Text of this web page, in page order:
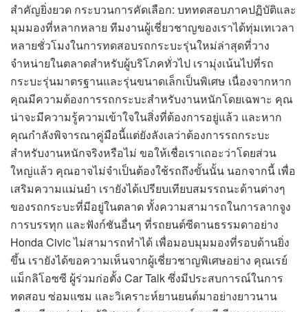
สำคัญยิ่งยวด กระบวนการคัดเลือก: บททดสอบภาคปฏิบัติและ
มุมมองที่หลากหลาย ทีมงานผู้เชี่ยวชาญของเราได้ทุ่มเทเวลา
หลายชั่วโมงในการทดสอบรถกระบะรุ่นใหม่ล่าสุดที่วาง
จำหน่ายในตลาดสำหรับผู้บริโภคทั่วไป เรามุ่งเน้นไปที่รถ
กระบะรุ่นมาตรฐานและรุ่นขนาดเล็กเป็นพิเศษ เนื่องจากหาก
คุณมีความต้องการรถกระบะสำหรับงานหนักโดยเฉพาะ คุณ
น่าจะมีความรู้ความเข้าใจในสิ่งที่ต้องการอยู่แล้ว และหาก
คุณกำลังพิจารณาคู่มือนี้แต่ยังลังเลว่าต้องการรถกระบะ
สำหรับงานหนักจริงหรือไม่ ขอให้เชื่อเราเถอะว่าโดยส่วน
ใหญ่แล้ว คุณอาจไม่จำเป็นต้องใช้รถถึงขั้นนั้น นอกจากนี้ เพื่อ
เสริมความแม่นยำ เรายังได้เปรียบเทียบสมรรถนะด้านต่างๆ
ของรถกระบะที่มีอยู่ในตลาด ทั้งความสามารถในการลากจูง
การบรรทุก และฟังก์ชันอื่นๆ ที่รถยนต์ซีดานธรรมดาอย่าง
Honda Civic ไม่สามารถทำได้ เพื่อมอบมุมมองที่รอบด้านยิ่ง
ขึ้น เรายังได้ขอความเห็นจากผู้เชี่ยวชาญพิเศษอย่าง คุณเรย์
แม็กลิโอซซี ผู้ร่วมก่อตั้ง Car Talk ซึ่งมีประสบการณ์ในการ
ทดสอบ ซ่อมแซม และวิเคราะห์ยานยนต์มาอย่างยาวนาน